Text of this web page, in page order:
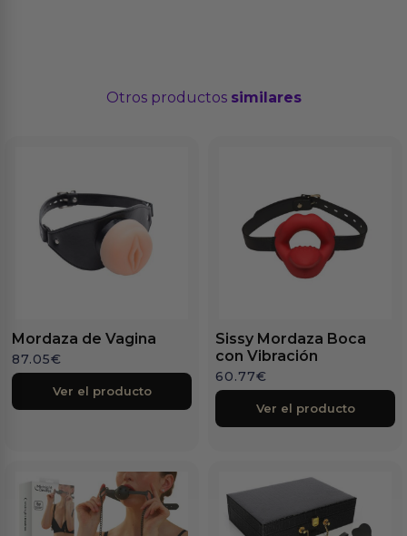
Otros productos similares
Mordaza de Vagina
87.05€
Ver el producto
Sissy Mordaza Boca
con Vibración
60.77€
Ver el producto